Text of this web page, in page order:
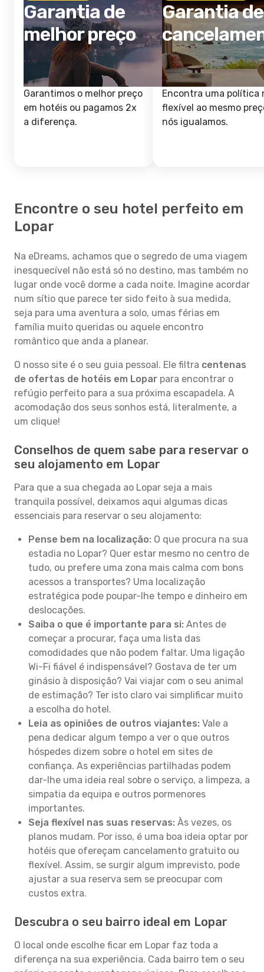
Garantia de
melhor preço
Garantimos o melhor preço
em hotéis ou pagamos 2x
a diferença.
Garantia de
Encontra uma política
flexível ao mesmo
nós igualamos.
Encontre o seu hotel perfeito em
Lopar
Na eDreams, achamos que o segredo de uma viagem
inesquecível não está só no destino, mas também no
lugar onde você dorme a cada noite. Imagine acordar
num sítio que parece ter sido feito à sua medida,
seja para uma aventura a solo, umas férias em
família muito queridas ou aquele encontro
romântico que anda a planear.
O nosso site é o seu guia pessoal. Ele filtra centenas
de ofertas de hotéis em Lopar para encontrar o
refúgio perfeito para a sua próxima escapadela. A
acomodação dos seus sonhos está, literalmente, a
um clique!
Conselhos de quem sabe para reservar o
seu alojamento em Lopar
Para que a sua chegada ao Lopar seja a mais
tranquila possível, deixamos aqui algumas dicas
essenciais para reservar o seu alojamento:
Pense bem na localização: O que procura na sua
estadia no Lopar? Quer estar mesmo no centro de
tudo, ou prefere uma zona mais calma com bons
acessos a transportes? Uma localização
estratégica pode poupar-lhe tempo e dinheiro em
deslocações.
Saiba o que é importante para si: Antes de
começar a procurar, faça uma lista das
comodidades que não podem faltar. Uma ligação
Wi-Fi fiável é indispensável? Gostava de ter um
ginásio à disposição? Vai viajar com o seu animal
de estimação? Ter isto claro vai simplificar muito
a escolha do hotel.
Leia as opiniões de outros viajantes: Vale a
pena dedicar algum tempo a ver o que outros
hóspedes dizem sobre o hotel em sites de
confiança. As experiências partilhadas podem
dar-lhe uma ideia real sobre o serviço, a limpeza, a
simpatia da equipa e outros pormenores
importantes.
Seja flexível nas suas reservas: Às vezes, os
planos mudam. Por isso, é uma boa ideia optar por
hotéis que ofereçam cancelamento gratuito ou
flexível. Assim, se surgir algum imprevisto, pode
ajustar a sua reserva sem se preocupar com
custos extra.
Descubra o seu bairro ideal em Lopar
O local onde escolhe ficar em Lopar faz toda a
diferença na sua experiência. Cada bairro tem o seu